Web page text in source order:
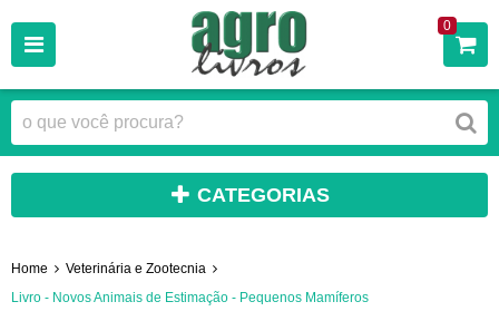
0
CATEGORIAS
Home
Veterinária e Zootecnia
Livro - Novos Animais de Estimação - Pequenos Mamíferos